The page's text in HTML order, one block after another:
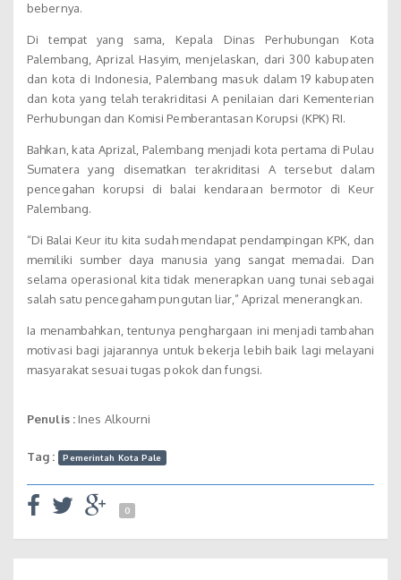
bebernya.
Di tempat yang sama, Kepala Dinas Perhubungan Kota
Palembang, Aprizal Hasyim, menjelaskan, dari 300 kabupaten
dan kota di Indonesia, Palembang masuk dalam 19 kabupaten
dan kota yang telah terakriditasi A penilaian dari Kementerian
Perhubungan dan Komisi Pemberantasan Korupsi (KPK) RI.
Bahkan, kata Aprizal, Palembang menjadi kota pertama di Pulau
Sumatera yang disematkan terakriditasi A tersebut dalam
pencegahan korupsi di balai kendaraan bermotor di Keur
Palembang.
“Di Balai Keur itu kita sudah mendapat pendampingan KPK, dan
memiliki sumber daya manusia yang sangat memadai. Dan
selama operasional kita tidak menerapkan uang tunai sebagai
salah satu pencegaham pungutan liar,” Aprizal menerangkan.
Ia menambahkan, tentunya penghargaan ini menjadi tambahan
motivasi bagi jajarannya untuk bekerja lebih baik lagi melayani
masyarakat sesuai tugas pokok dan fungsi.
Penulis :Ines Alkourni
Tag : Pemerintah Kota Pale
0